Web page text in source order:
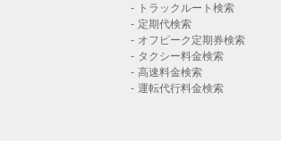
トラックルート検索
定期代検索
オフピーク定期券検索
タクシー料金検索
高速料金検索
運転代行料金検索